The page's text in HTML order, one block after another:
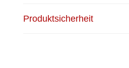
Produktsicherheit